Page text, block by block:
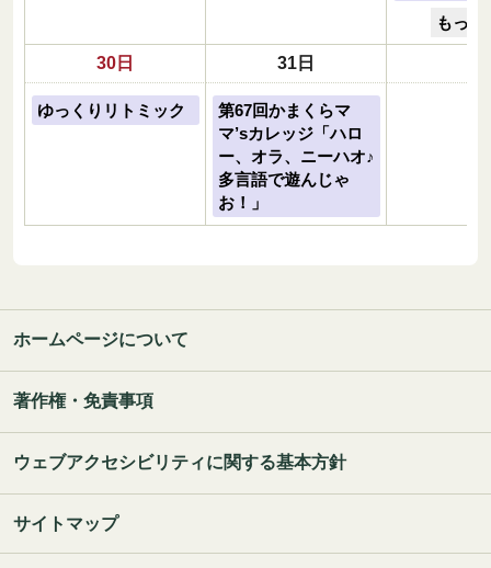
もっと
30日 31日
ゆっくりリトミック
第67回かまくらマ
マ’sカレッジ「ハロ
ー、オラ、ニーハオ♪
多言語で遊んじゃ
お！」
ホームページについて
著作権・免責事項
ウェブアクセシビリティに関する基本方針
サイトマップ